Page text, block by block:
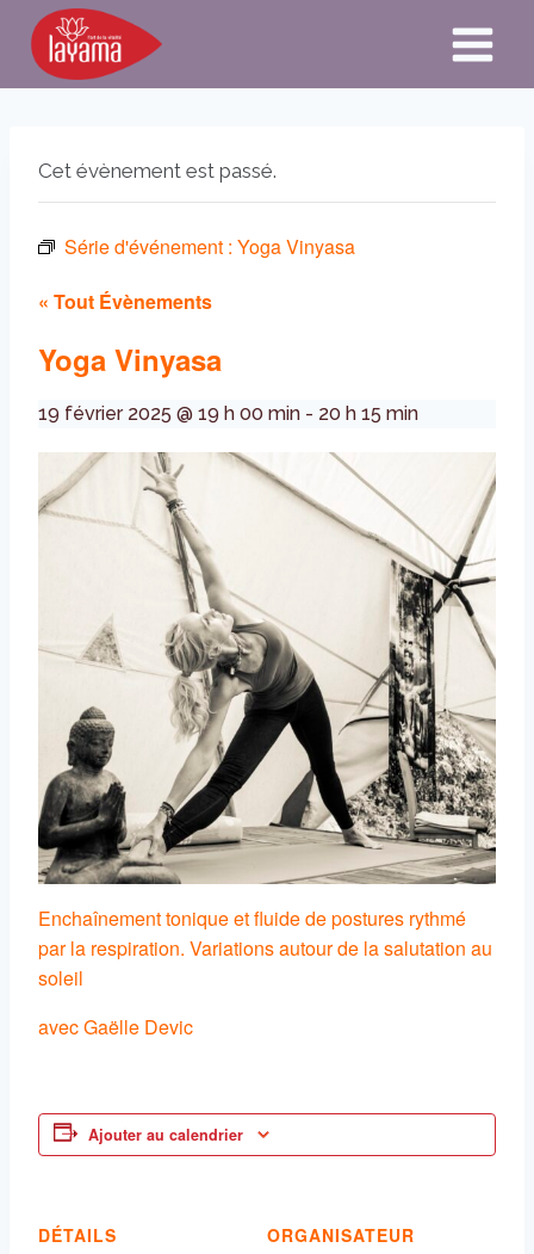
Aller
contenu
Cet évènement est passé.
Série d'événement : Yoga Vinyasa
« Tout Évènements
Yoga Vinyasa
19 février 2025 @ 19 h 00 min - 20 h 15 min
Enchaînement tonique et fluide de postures rythmé
par la respiration. Variations autour de la salutation au
soleil
avec Gaëlle Devic
Ajouter au calendrier
DÉTAILS
ORGANISATEUR